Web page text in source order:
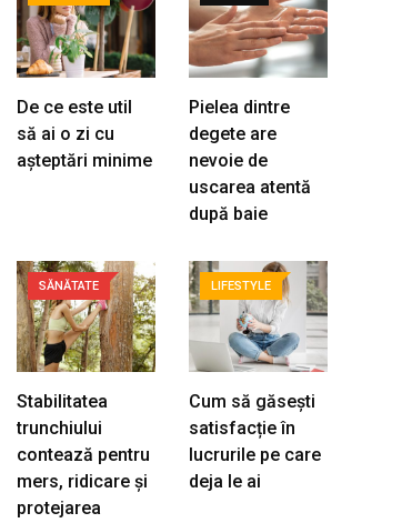
De ce este util
să ai o zi cu
așteptări minime
Pielea dintre
degete are
nevoie de
uscarea atentă
după baie
SĂNĂTATE
Stabilitatea
trunchiului
contează pentru
mers, ridicare și
protejarea
LIFESTYLE
Cum să găsești
satisfacție în
lucrurile pe care
deja le ai